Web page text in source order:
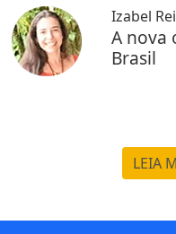
Izabel
A nova
Brasil
LEIA